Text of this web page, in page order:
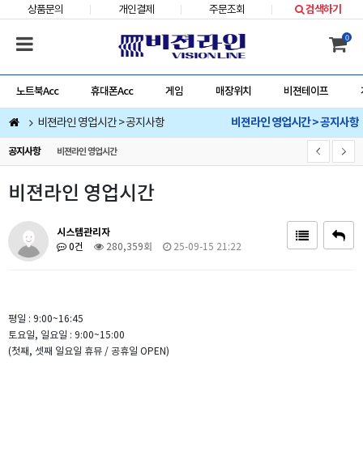
상품문의 개인결제 주문조회 검색하기
0
노트북Acc 휴대폰Acc 게임 매장위치 비젼테이프
비젼라인 영업시간 > 공지사항 비젼라인 영업시간 > 공지사항
공지사항 비젼라인 영업시간
비젼라인 영업시간
시스템관리자
0건
280,359회 25-09-15 21:22
평일 : 9:00~16:45
토요일, 일요일 : 9:00~15:00
(첫째, 셋째 일요일 휴뮤 / 공휴일 OPEN)